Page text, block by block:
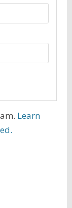
Learn